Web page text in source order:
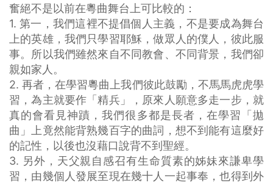
奮絕不是以前在粵曲舞台上可比較的：
1. 第一，我們這裡不提倡個人主義，不是要成為舞台
上的英雄，我們只學習耶穌，做眾人的僕人，彼此服
事。所以我們雖然來自不同教會、不同背景，我們卻
親如家人。
2. 再者，在學習粵曲上我們彼此鼓勵，不馬馬虎虎學
習，為主就要作「精兵」，原來人願意多走一步，就
真的會看見神蹟，我們很多都是長者，在學習「拋
曲」上竟然能背熟幾百字的曲詞，想不到能有這麼好
的記性，以後也沒藉口說背不到聖經。
3. 另外，天父親自感召有生命質素的姊妹來謙卑學
習，由幾個人發展至現在幾十人一起事奉，也得到外